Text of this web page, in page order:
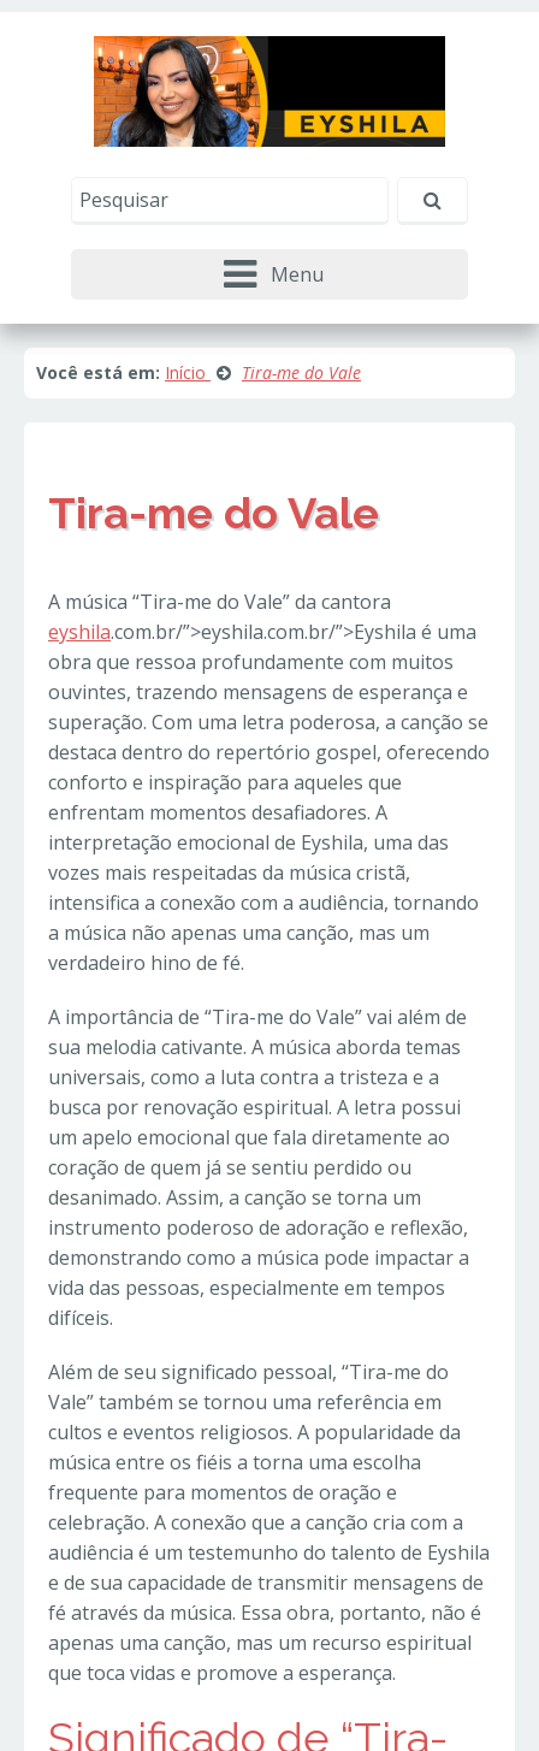
Menu
Você está em: Início Tira-me do Vale
Tira-me do Vale
A música “Tira-me do Vale” da cantora
eyshila.com.br/”>eyshila.com.br/”>Eyshila é uma
obra que ressoa profundamente com muitos
ouvintes, trazendo mensagens de esperança e
superação. Com uma letra poderosa, a canção se
destaca dentro do repertório gospel, oferecendo
conforto e inspiração para aqueles que
enfrentam momentos desafiadores. A
interpretação emocional de Eyshila, uma das
vozes mais respeitadas da música cristã,
intensifica a conexão com a audiência, tornando
a música não apenas uma canção, mas um
verdadeiro hino de fé.
A importância de “Tira-me do Vale” vai além de
sua melodia cativante. A música aborda temas
universais, como a luta contra a tristeza e a
busca por renovação espiritual. A letra possui
um apelo emocional que fala diretamente ao
coração de quem já se sentiu perdido ou
desanimado. Assim, a canção se torna um
instrumento poderoso de adoração e reflexão,
demonstrando como a música pode impactar a
vida das pessoas, especialmente em tempos
difíceis.
Além de seu significado pessoal, “Tira-me do
Vale” também se tornou uma referência em
cultos e eventos religiosos. A popularidade da
música entre os fiéis a torna uma escolha
frequente para momentos de oração e
celebração. A conexão que a canção cria com a
audiência é um testemunho do talento de Eyshila
e de sua capacidade de transmitir mensagens de
fé através da música. Essa obra, portanto, não é
apenas uma canção, mas um recurso espiritual
que toca vidas e promove a esperança.
Significado de “Tira-
para lembrar e entender como você usa nosso
site, analisar seu uso de nossos produtos e
serviços, ajudar com nossos esforços de
marketing e fornecer conteúdo de terceiros. Leia
Política de Cookies e Privacidade.